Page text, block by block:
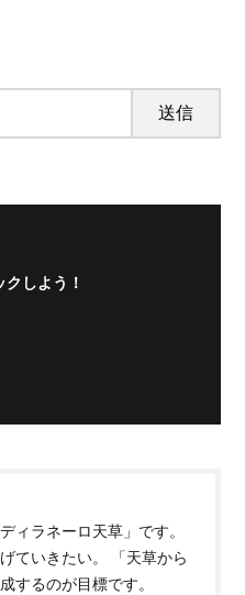
しよう！
ィラネーロ天草」です。
ていきたい。 「天草から
するのが目標です。